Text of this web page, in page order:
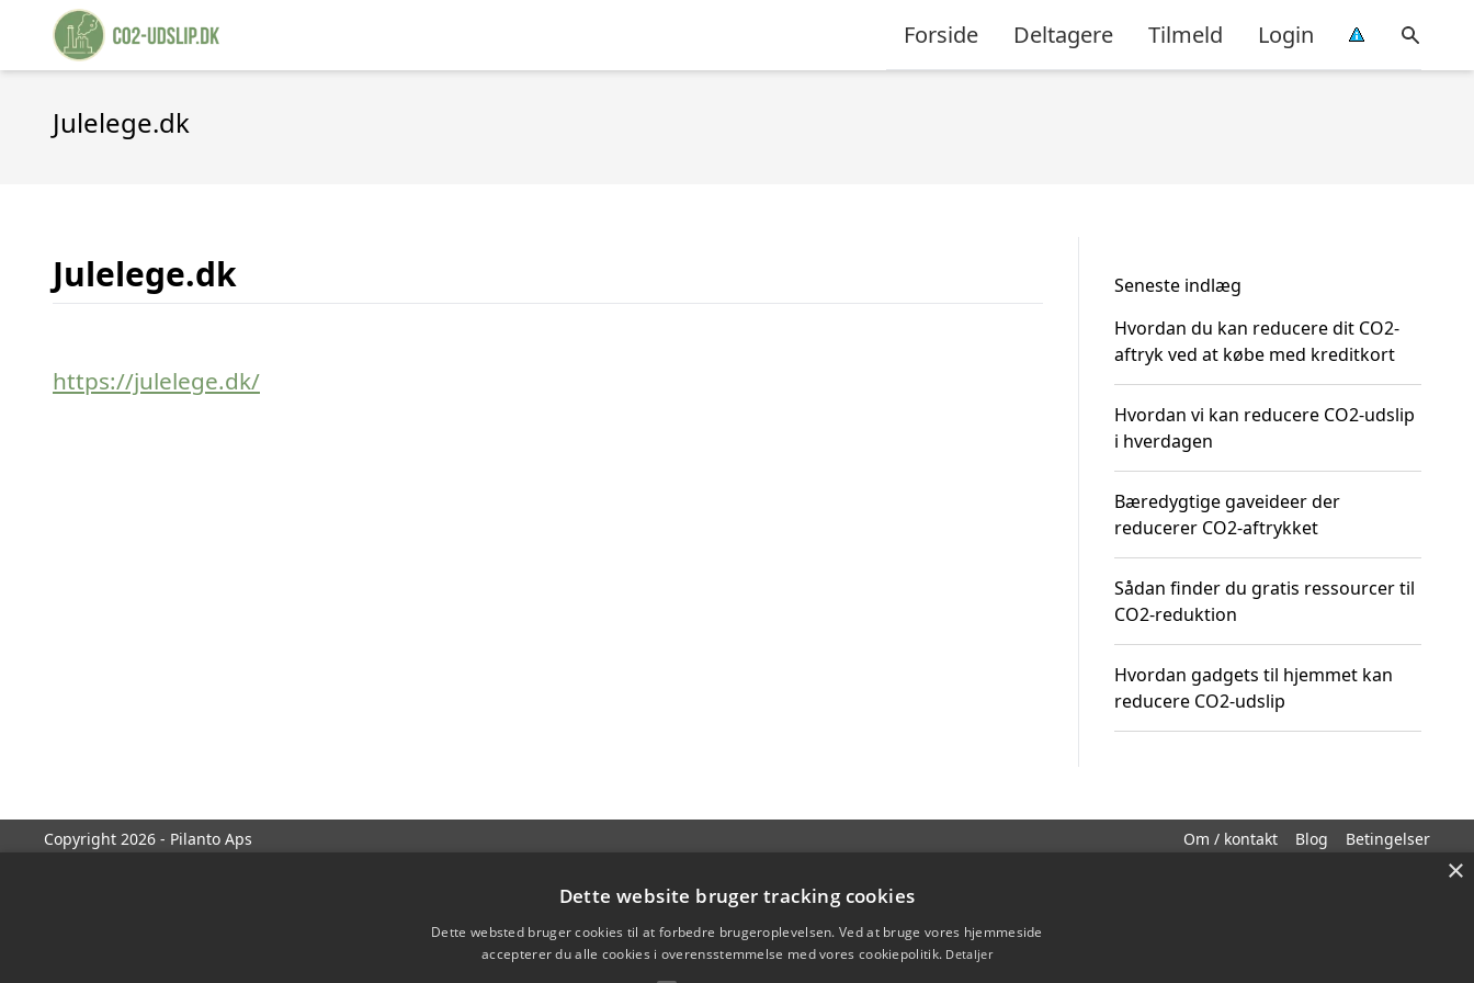
Forside Deltagere Tilmeld Login
Julelege.dk
Julelege.dk
https://julelege.dk/
Seneste indlæg
Hvordan du kan reducere dit CO2-
aftryk ved at købe med kreditkort
Hvordan vi kan reducere CO2-udslip
i hverdagen
Bæredygtige gaveideer der
reducerer CO2-aftrykket
Sådan finder du gratis ressourcer til
CO2-reduktion
Hvordan gadgets til hjemmet kan
reducere CO2-udslip
Copyright 2026 - Pilanto Aps Om / kontakt Blog Betingelser
×
Dette website bruger tracking cookies
Dette websted bruger cookies til at forbedre brugeroplevelsen. Ved at bruge vores hjemmeside
accepterer du alle cookies i overensstemmelse med vores cookiepolitik. Detaljer